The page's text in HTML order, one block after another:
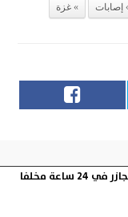
إصابات
غزة
فلسطين.. الاحتلال يرتكب 4 مجازر في 24 ساعة مخلفا